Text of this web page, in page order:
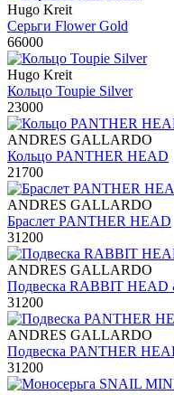
Hugo Kreit
Серьги Flower Gold
66000
Hugo Kreit
Кольцо Toupie Silver
23000
ANDRES GALLARDO
Кольцо PANTHER HEAD
21700
ANDRES GALLARDO
Браслет PANTHER HEAD
31200
ANDRES GALLARDO
Подвеска RABBIT HEAD
31200
ANDRES GALLARDO
Подвеска PANTHER
31200